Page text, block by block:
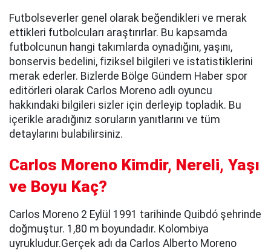
Futbolseverler genel olarak beğendikleri ve merak
ettikleri futbolcuları araştırırlar. Bu kapsamda
futbolcunun hangi takımlarda oynadığını, yaşını,
bonservis bedelini, fiziksel bilgileri ve istatistiklerini
merak ederler. Bizlerde Bölge Gündem Haber spor
editörleri olarak Carlos Moreno adlı oyuncu
hakkındaki bilgileri sizler için derleyip topladık. Bu
içerikle aradığınız soruların yanıtlarını ve tüm
detaylarını bulabilirsiniz.
Carlos Moreno Kimdir, Nereli, Yaşı
ve Boyu Kaç?
Carlos Moreno 2 Eylül 1991 tarihinde Quibdó şehrinde
doğmuştur. 1,80 m boyundadır. Kolombiya
uyrukludur.Gerçek adı da Carlos Alberto Moreno